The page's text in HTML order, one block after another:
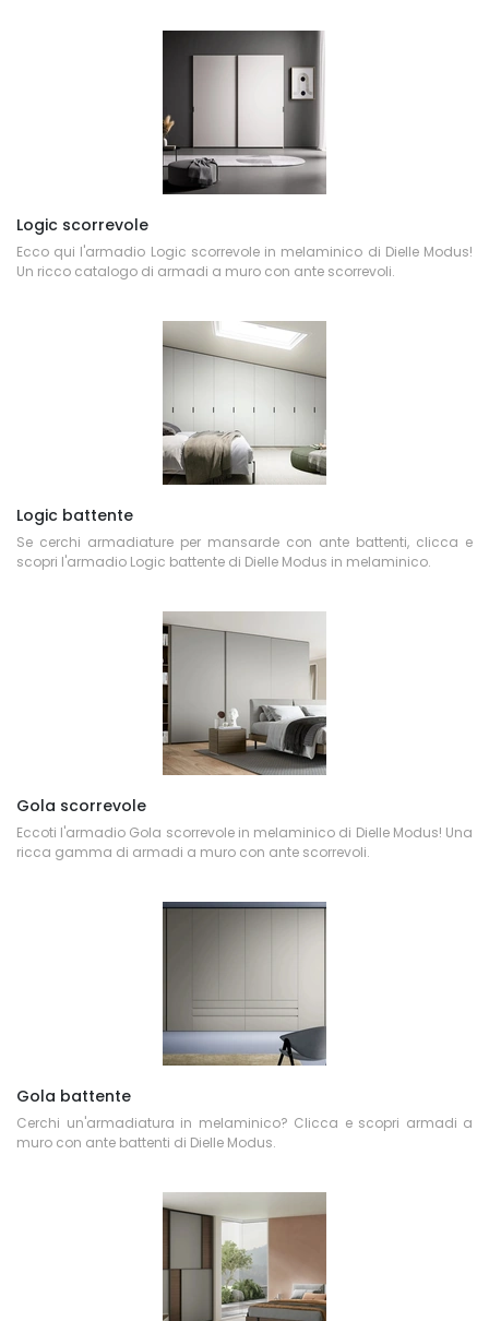
Logic scorrevole
Ecco qui l'armadio Logic scorrevole in melaminico di Dielle Modus!
Un ricco catalogo di armadi a muro con ante scorrevoli.
Logic battente
Se cerchi armadiature per mansarde con ante battenti, clicca e
scopri l'armadio Logic battente di Dielle Modus in melaminico.
Gola scorrevole
Eccoti l'armadio Gola scorrevole in melaminico di Dielle Modus! Una
ricca gamma di armadi a muro con ante scorrevoli.
Gola battente
Cerchi un'armadiatura in melaminico? Clicca e scopri armadi a
muro con ante battenti di Dielle Modus.